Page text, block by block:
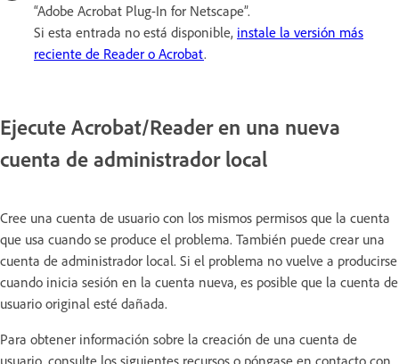
“Adobe Acrobat Plug-In for Netscape”.
Si esta entrada no está disponible, instale la versión más
reciente de Reader o Acrobat.
Ejecute Acrobat/Reader en una nueva
cuenta de administrador local
Cree una cuenta de usuario con los mismos permisos que la cuenta
que usa cuando se produce el problema. También puede crear una
cuenta de administrador local. Si el problema no vuelve a producirse
cuando inicia sesión en la cuenta nueva, es posible que la cuenta de
usuario original esté dañada.
Para obtener información sobre la creación de una cuenta de